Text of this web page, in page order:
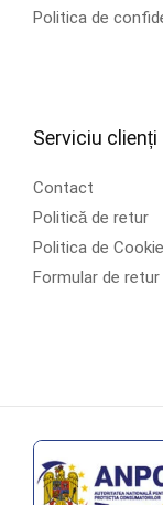
Politica de
Serviciu clienți
Contact
Politică de retur
Politica de
Formular de retur